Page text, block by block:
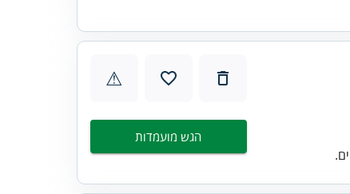
⚠
הגש מועמדות